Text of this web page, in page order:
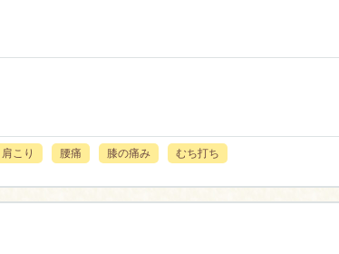
肩こり 腰痛 膝の痛み むち打ち